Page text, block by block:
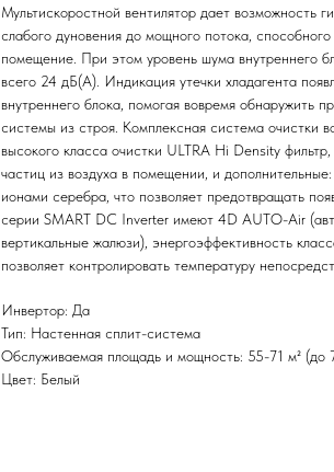
Мультискоростной вентилятор дает возможность
слабого дуновения до мощного потока,
помещение. При этом уровень шума внутреннего
всего 24 дБ(А). Индикация утечки хладагента
внутреннего блока, помогая вовремя обнаружить
системы из строя. Комплексная система очистки
высокого класса очистки ULTRA Hi Density
частиц из воздуха в помещении, и
ионами серебра, что позволяет предотвращать
серии SMART DC Inverter имеют 4D AUTO-Air
вертикальные жалюзи), энергоэффективность
позволяет контролировать температуру
Инвертор: Да
Тип: Настенная сплит-система
Обслуживаемая площадь и мощность: 55-71 м² (до
Цвет: Белый